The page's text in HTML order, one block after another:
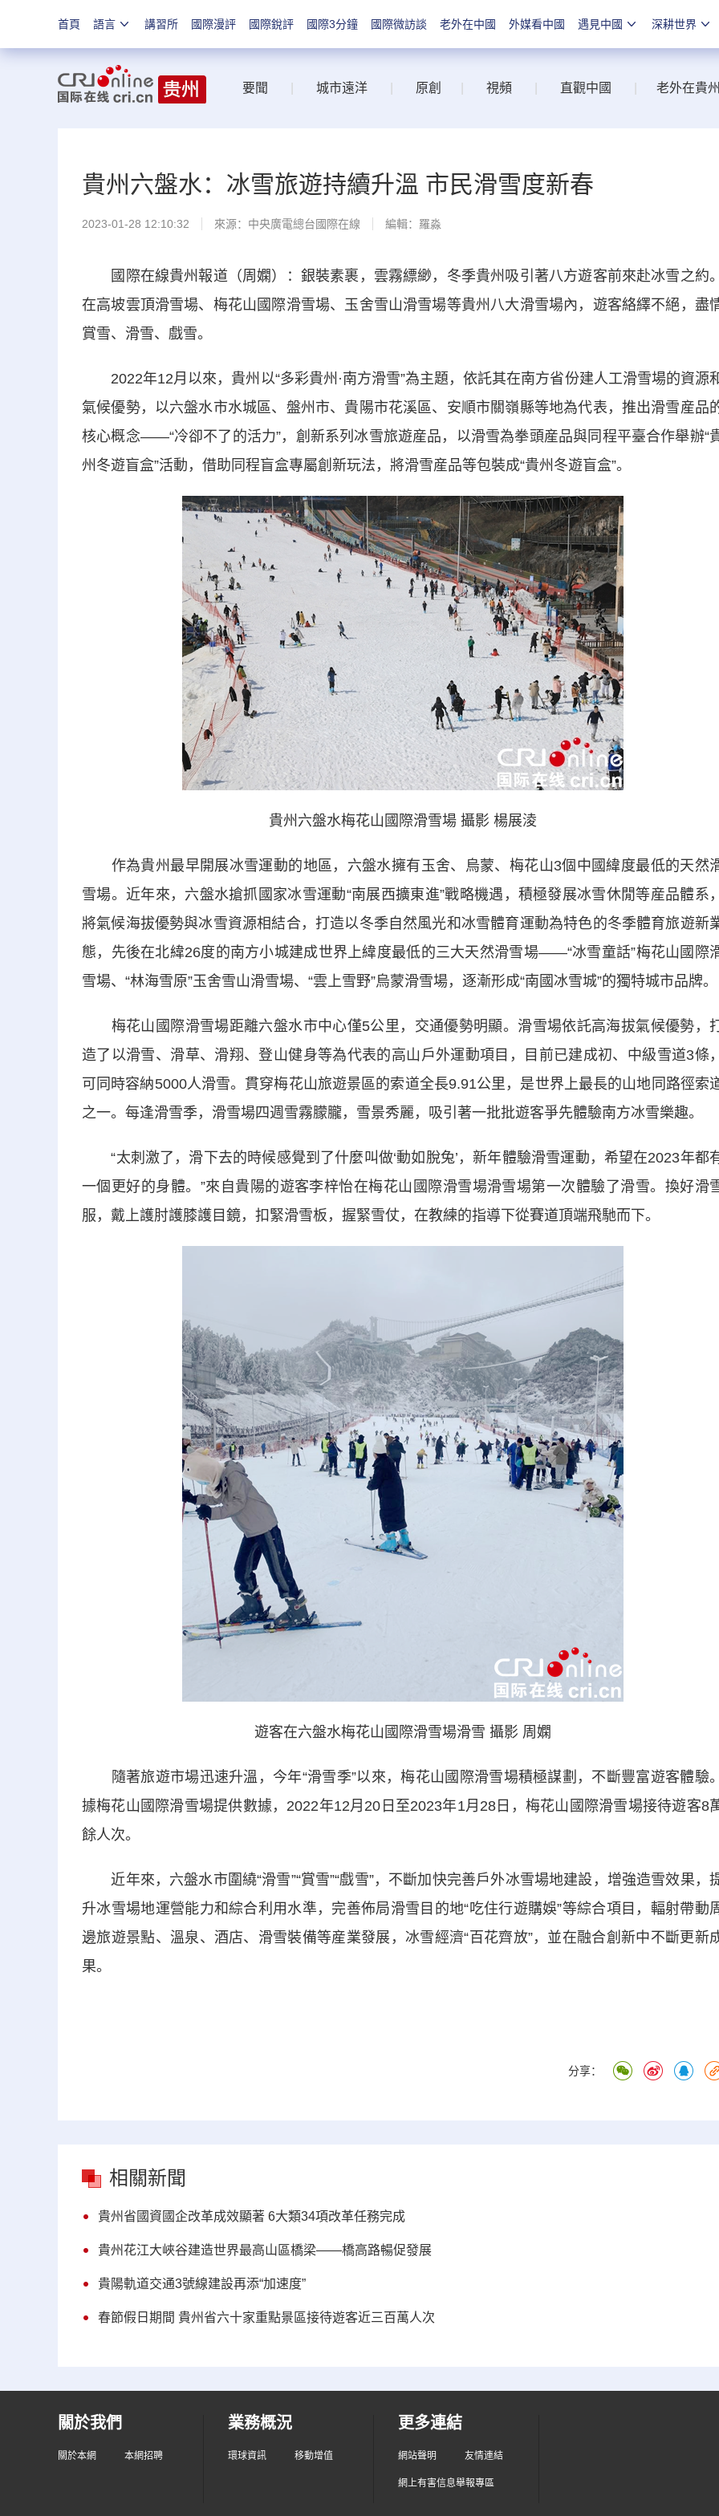
首頁 語言 講習所 國際漫評 國際銳評 國際3分鐘 國際微訪談 老外在中國 外媒看中國 遇見中國 深耕世界
要聞 城市遠洋 原創 視頻 直觀中國 老外在貴
貴州六盤水：冰雪旅遊持續升溫 市民滑雪度新春
2023-01-28 12:10:32 來源：中央廣電總台國際在線 編輯：羅淼
國際在線貴州報道（周嫻）：銀裝素裹，雲霧縹緲，冬季貴州吸引著八方遊客前來赴冰雪之約
在高坡雲頂滑雪場、梅花山國際滑雪場、玉舍雪山滑雪場等貴州八大滑雪場內，遊客絡繹不絕，盡
賞雪、滑雪、戲雪。
2022年12月以來，貴州以“多彩貴州·南方滑雪”為主題，依託其在南方省份建人工滑雪場的資源
氣候優勢，以六盤水市水城區、盤州市、貴陽市花溪區、安順市關嶺縣等地為代表，推出滑雪産品
核心概念——“冷卻不了的活力”，創新系列冰雪旅遊産品，以滑雪為拳頭産品與同程平臺合作舉辦“
州冬遊盲盒”活動，借助同程盲盒專屬創新玩法，將滑雪産品等包裝成“貴州冬遊盲盒”。
貴州六盤水梅花山國際滑雪場 攝影 楊展淩
作為貴州最早開展冰雪運動的地區，六盤水擁有玉舍、烏蒙、梅花山3個中國緯度最低的天然
雪場。近年來，六盤水搶抓國家冰雪運動“南展西擴東進”戰略機遇，積極發展冰雪休閒等産品體系
將氣候海拔優勢與冰雪資源相結合，打造以冬季自然風光和冰雪體育運動為特色的冬季體育旅遊新
態，先後在北緯26度的南方小城建成世界上緯度最低的三大天然滑雪場——“冰雪童話”梅花山國際
雪場、“林海雪原”玉舍雪山滑雪場、“雲上雪野”烏蒙滑雪場，逐漸形成“南國冰雪城”的獨特城市品牌。
梅花山國際滑雪場距離六盤水市中心僅5公里，交通優勢明顯。滑雪場依託高海拔氣候優勢，
造了以滑雪、滑草、滑翔、登山健身等為代表的高山戶外運動項目，目前已建成初、中級雪道3條
可同時容納5000人滑雪。貫穿梅花山旅遊景區的索道全長9.91公里，是世界上最長的山地同路徑索
之一。每逢滑雪季，滑雪場四週雪霧朦朧，雪景秀麗，吸引著一批批遊客爭先體驗南方冰雪樂趣。
“太刺激了，滑下去的時候感覺到了什麼叫做‘動如脫兔’，新年體驗滑雪運動，希望在2023年都
一個更好的身體。”來自貴陽的遊客李梓怡在梅花山國際滑雪場滑雪場第一次體驗了滑雪。換好滑
服，戴上護肘護膝護目鏡，扣緊滑雪板，握緊雪仗，在教練的指導下從賽道頂端飛馳而下。
遊客在六盤水梅花山國際滑雪場滑雪 攝影 周嫻
隨著旅遊市場迅速升溫，今年“滑雪季”以來，梅花山國際滑雪場積極謀劃，不斷豐富遊客體驗
據梅花山國際滑雪場提供數據，2022年12月20日至2023年1月28日，梅花山國際滑雪場接待遊客8
餘人次。
近年來，六盤水市圍繞“滑雪”“賞雪”“戲雪”，不斷加快完善戶外冰雪場地建設，增強造雪效果，
升冰雪場地運營能力和綜合利用水準，完善佈局滑雪目的地“吃住行遊購娛”等綜合項目，輻射帶動
邊旅遊景點、溫泉、酒店、滑雪裝備等産業發展，冰雪經濟“百花齊放”，並在融合創新中不斷更新
果。
分享：
相關新聞
貴州省國資國企改革成效顯著 6大類34項改革任務完成
貴州花江大峽谷建造世界最高山區橋梁——橋高路暢促發展
貴陽軌道交通3號線建設再添“加速度”
春節假日期間 貴州省六十家重點景區接待遊客近三百萬人次
關於我們
關於本網 本網招聘
業務概況
環球資訊 移動增值
更多連結
網站聲明 友情連結
網上有害信息舉報專區